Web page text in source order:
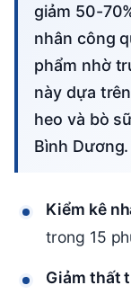
giảm 50-
nhân công
phẩm nhờ
này dựa
heo và bò
Bình Dương.
Kiểm kê
trong 15
Giảm thất